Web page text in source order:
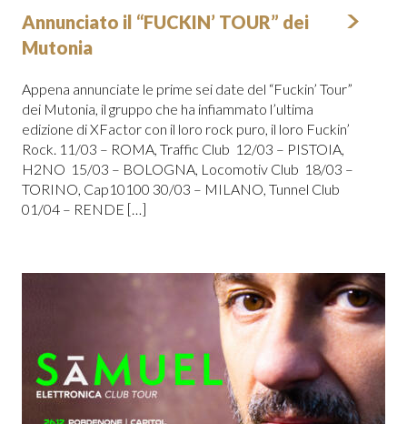
Annunciato il “FUCKIN’ TOUR” dei
Mutonia
Appena annunciate le prime sei date del “Fuckin’ Tour”
dei Mutonia, il gruppo che ha infiammato l’ultima
edizione di XFactor con il loro rock puro, il loro Fuckin’
Rock. 11/03 – ROMA, Traffic Club 12/03 – PISTOIA,
H2NO 15/03 – BOLOGNA, Locomotiv Club 18/03 –
TORINO, Cap10100 30/03 – MILANO, Tunnel Club
01/04 – RENDE […]